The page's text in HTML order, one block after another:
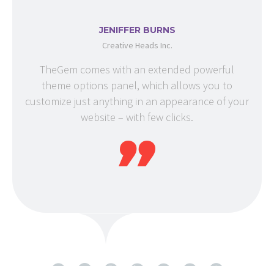
JENIFFER BURNS
Creative Heads Inc.
TheGem comes with an extended powerful
theme options panel, which allows you to
customize just anything in an appearance of your
website – with few clicks.